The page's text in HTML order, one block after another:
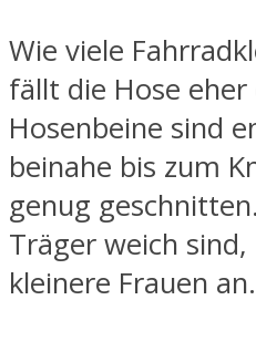
Wie viele
fällt die Hose
Hosenbeine sind
beinahe bis zum
genug
Träger weich
kleinere Frauen an.